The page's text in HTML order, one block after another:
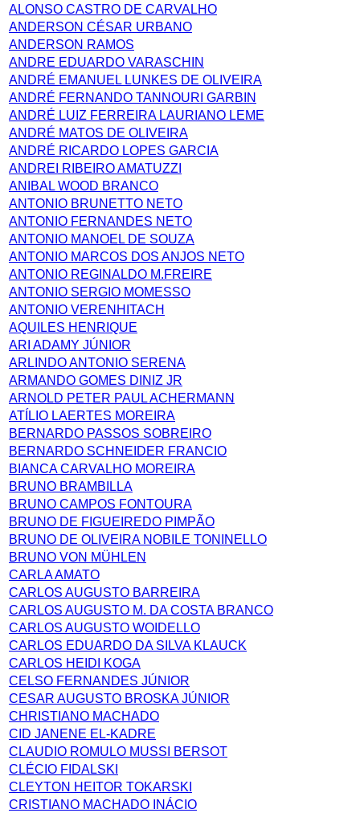
ALONSO CASTRO DE CARVALHO
ANDERSON CÉSAR URBANO
ANDERSON RAMOS
ANDRE EDUARDO VARASCHIN
ANDRÉ EMANUEL LUNKES DE OLIVEIRA
ANDRÉ FERNANDO TANNOURI GARBIN
ANDRÉ LUIZ FERREIRA LAURIANO LEME
ANDRÉ MATOS DE OLIVEIRA
ANDRÉ RICARDO LOPES GARCIA
ANDREI RIBEIRO AMATUZZI
ANIBAL WOOD BRANCO
ANTONIO BRUNETTO NETO
ANTONIO FERNANDES NETO
ANTONIO MANOEL DE SOUZA
ANTONIO MARCOS DOS ANJOS NETO
ANTONIO REGINALDO M.FREIRE
ANTONIO SERGIO MOMESSO
ANTONIO VERENHITACH
AQUILES HENRIQUE
ARI ADAMY JÚNIOR
ARLINDO ANTONIO SERENA
ARMANDO GOMES DINIZ JR
ARNOLD PETER PAUL ACHERMANN
ATÍLIO LAERTES MOREIRA
BERNARDO PASSOS SOBREIRO
BERNARDO SCHNEIDER FRANCIO
BIANCA CARVALHO MOREIRA
BRUNO BRAMBILLA
BRUNO CAMPOS FONTOURA
BRUNO DE FIGUEIREDO PIMPÃO
BRUNO DE OLIVEIRA NOBILE TONINELLO
BRUNO VON MÜHLEN
CARLA AMATO
CARLOS AUGUSTO BARREIRA
CARLOS AUGUSTO M. DA COSTA BRANCO
CARLOS AUGUSTO WOIDELLO
CARLOS EDUARDO DA SILVA KLAUCK
CARLOS HEIDI KOGA
CELSO FERNANDES JÚNIOR
CESAR AUGUSTO BROSKA JÚNIOR
CHRISTIANO MACHADO
CID JANENE EL-KADRE
CLAUDIO ROMULO MUSSI BERSOT
CLÉCIO FIDALSKI
CLEYTON HEITOR TOKARSKI
CRISTIANO MACHADO INÁCIO